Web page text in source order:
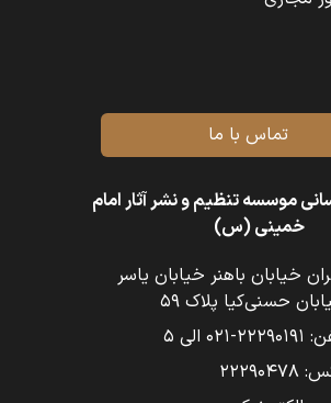
تماس با ما
موسسه تنظیم و نشر آثار امام
خمینی (س)
خیابان باهنر خیابان یاسر
حسنی‌کیا پلاک ۵۹
۰۲۱ الی ۵